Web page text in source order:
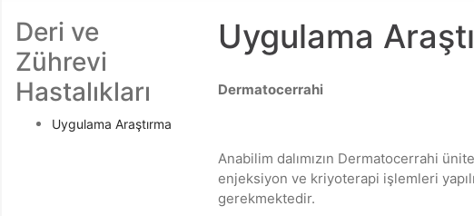
Deri ve
Zührevi
Hastalıkları
Uygulama Araştırma
Uygulama
Dermatocerrahi
Anabilim dalımızın Dermatocerrahi
enjeksiyon ve kriyoterapi işlemleri
gerekmektedir.